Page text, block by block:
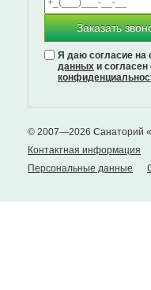
Заказать
Я даю согласие на
данных и согласен
© 2007—2026 Санаторий
Контактная информация
Персональные данные